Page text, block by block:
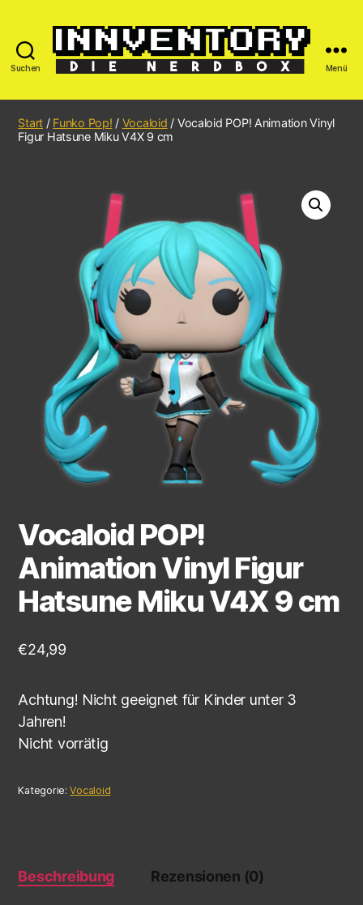
Suchen Menü
Start / Funko Pop! / Vocaloid / Vocaloid POP! Animation Vinyl
Figur Hatsune Miku V4X 9 cm
Vocaloid POP!
Animation Vinyl Figur
Hatsune Miku V4X 9 cm
€24,99
Achtung! Nicht geeignet für Kinder unter 3
Jahren!
Nicht vorrätig
Kategorie:Vocaloid
Beschreibung Rezensionen (0)